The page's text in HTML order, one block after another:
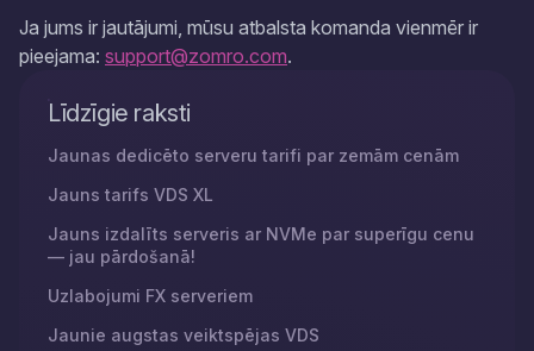
Ja jums ir jautājumi, mūsu atbalsta komanda vienmēr ir
pieejama: support@zomro.com.
Līdzīgie raksti
Jaunas dedicēto serveru tarifi par zemām cenām
Jauns tarifs VDS XL
Jauns izdalīts serveris ar NVMe par superīgu cenu
— jau pārdošanā!
Uzlabojumi FX serveriem
Jaunie augstas veiktspējas VDS